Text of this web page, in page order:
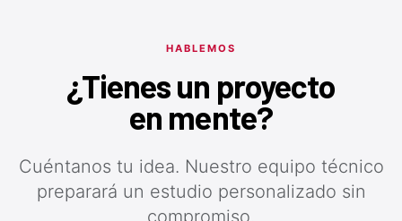
HABLEMOS
¿Tienes un proyecto
en mente?
Cuéntanos tu idea. Nuestro equipo técnico
preparará un estudio personalizado sin
compromiso.